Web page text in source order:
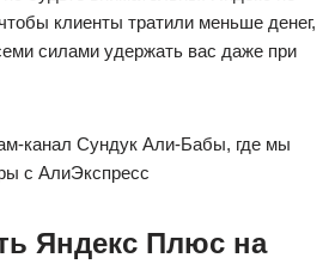
клиенты тратили меньше денег,
силами удержать вас даже при
канал Сундук Али-Бабы, где мы
с АлиЭкспресс
Яндекс Плюс на